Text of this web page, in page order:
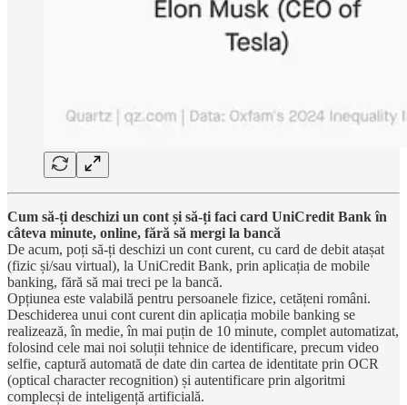
Cum să-ți deschizi un cont și să-ți faci card UniCredit Bank în
câteva minute, online, fără să mergi la bancă
De acum, poți să-ți deschizi un cont curent, cu card de debit atașat
(fizic și/sau virtual), la UniCredit Bank, prin aplicația de mobile
banking, fără să mai treci pe la bancă.
Opțiunea este valabilă pentru persoanele fizice, cetățeni români.
Deschiderea unui cont curent din aplicația mobile banking se
realizează, în medie, în mai puțin de 10 minute, complet automatizat,
folosind cele mai noi soluții tehnice de identificare, precum video
selfie, captură automată de date din cartea de identitate prin OCR
(optical character recognition) și autentificare prin algoritmi
complecși de inteligență artificială.